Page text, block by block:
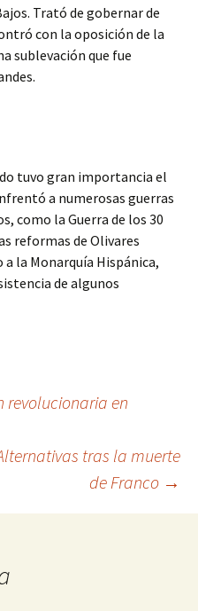
Trató de gobernar de
con la oposición de la
sublevación que fue
tuvo gran importancia el
a numerosas guerras
como la Guerra de los 30
reformas de Olivares
la Monarquía Hispánica,
de algunos
revolucionaria en
tras la muerte
de Franco →